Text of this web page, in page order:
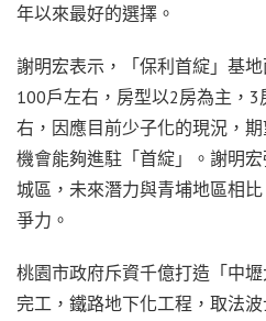
年以來最好的選擇。
謝明宏表示，「保利首綻」基
100戶左右，房型以2房為主，
右，因應目前少子化的現況，
機會能夠進駐「首綻」。謝明
城區，未來潛力與青埔地區相
爭力。
桃園市政府斥資千億打造「中
完工，鐵路地下化工程，取法